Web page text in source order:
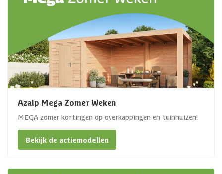
Azalp Mega Zomer Weken
MEGA zomer kortingen op overkappingen en tuinhuizen!
Bekijk de actiemodellen